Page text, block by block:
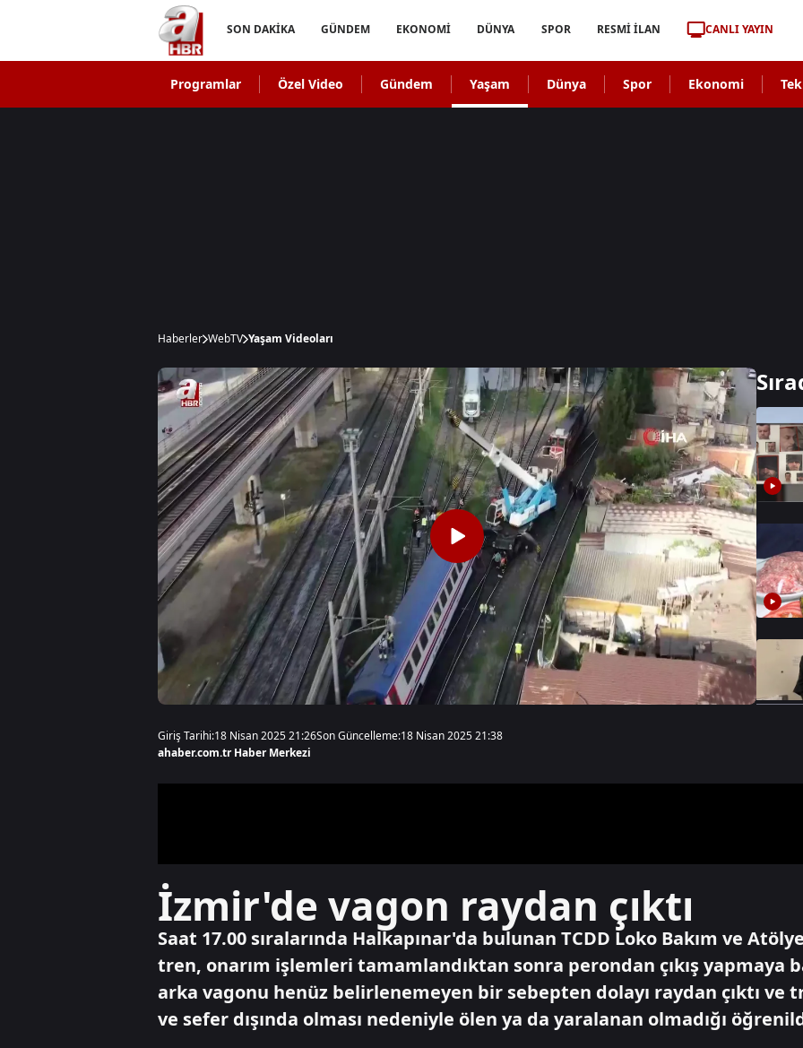
SON DAKİKA GÜNDEM EKONOMİ DÜNYA SPOR RESMİ İLAN CANLI YAYIN
Programlar Özel Video Gündem Yaşam Dünya Spor Ekonomi
Haberler WebTV Yaşam Videoları
Giriş Tarihi:18 Nisan 2025 21:26Son Güncelleme:18 Nisan 2025 21:38
ahaber.com.tr Haber Merkezi
İzmir'de vagon raydan çıktı
Saat 17.00 sıralarında Halkapınar'da bulunan TCDD Loko Bakım ve
tren, onarım işlemleri tamamlandıktan sonra perondan çıkış yapmaya
arka vagonu henüz belirlenemeyen bir sebepten dolayı raydan çıktı
ve sefer dışında olması nedeniyle ölen ya da yaralanan olmadığı